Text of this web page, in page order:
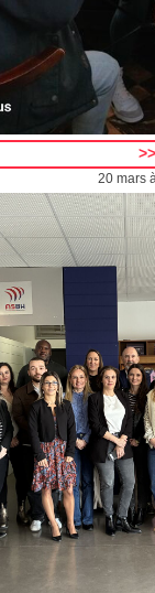
20 mars